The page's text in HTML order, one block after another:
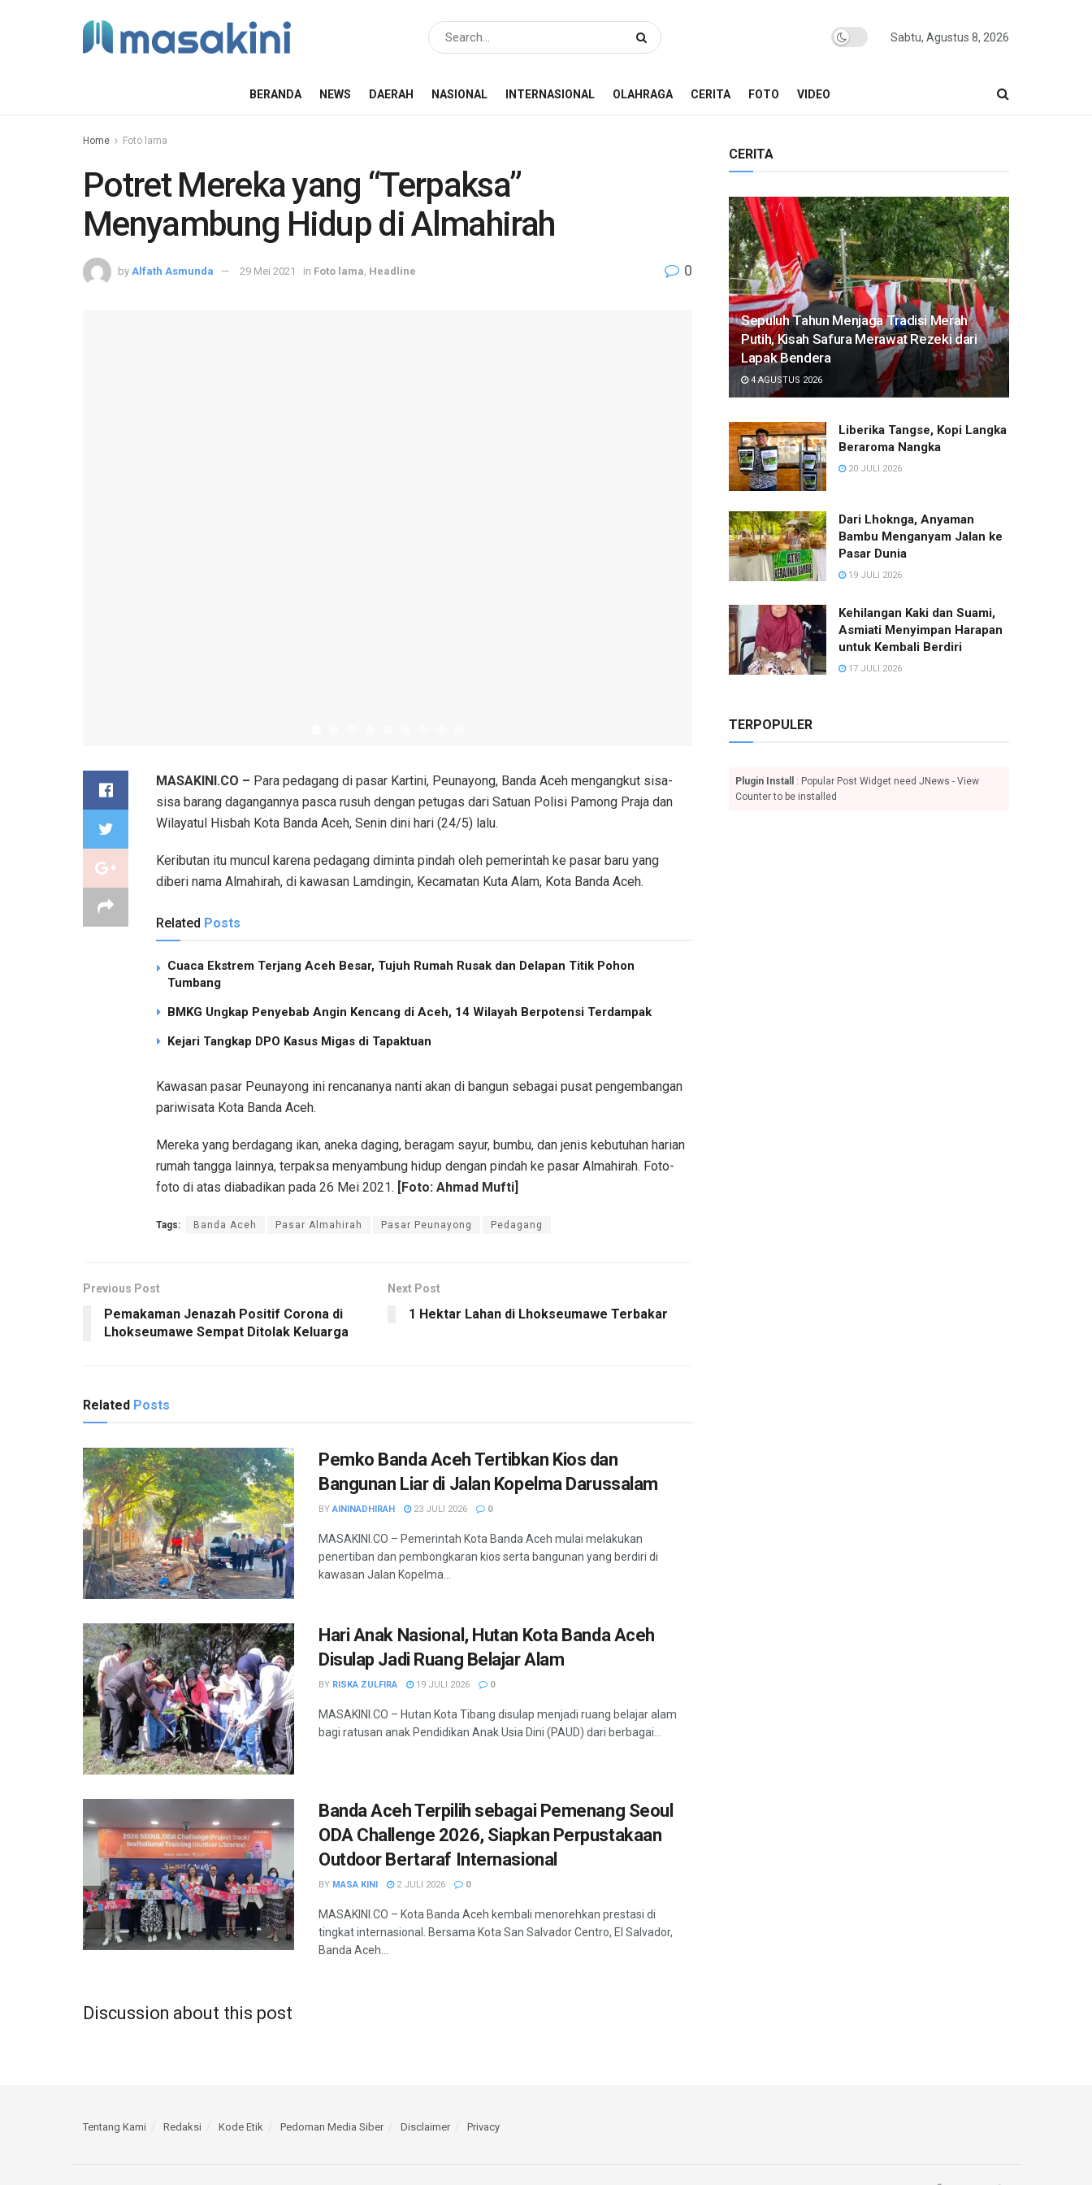
Sabtu, Agustus 8, 2026
BERANDA NEWS DAERAH NASIONAL INTERNASIONAL OLAHRAGA CERITA FOTO VIDEO
Home Foto lama
Potret Mereka yang “Terpaksa”
Menyambung Hidup di Almahirah
by Alfath Asmunda 29 Mei 2021 in Foto lama Headline 0
MASAKINI.CO – Para pedagang di pasar Kartini, Peunayong, Banda Aceh mengangkut sisa-
sisa barang dagangannya pasca rusuh dengan petugas dari Satuan Polisi Pamong Praja dan
Wilayatul Hisbah Kota Banda Aceh, Senin dini hari (24/5) lalu.
Keributan itu muncul karena pedagang diminta pindah oleh pemerintah ke pasar baru yang
diberi nama Almahirah, di kawasan Lamdingin, Kecamatan Kuta Alam, Kota Banda Aceh.
Related Posts
Cuaca Ekstrem Terjang Aceh Besar, Tujuh Rumah Rusak dan Delapan Titik Pohon
Tumbang
BMKG Ungkap Penyebab Angin Kencang di Aceh, 14 Wilayah Berpotensi Terdampak
Kejari Tangkap DPO Kasus Migas di Tapaktuan
Kawasan pasar Peunayong ini rencananya nanti akan di bangun sebagai pusat pengembangan
pariwisata Kota Banda Aceh.
Mereka yang berdagang ikan, aneka daging, beragam sayur, bumbu, dan jenis kebutuhan harian
rumah tangga lainnya, terpaksa menyambung hidup dengan pindah ke pasar Almahirah. Foto-
foto di atas diabadikan pada 26 Mei 2021. [Foto: Ahmad Mufti]
Tags: Banda Aceh Pasar Almahirah Pasar Peunayong Pedagang
Previous Post
Pemakaman Jenazah Positif Corona di
Lhokseumawe Sempat Ditolak Keluarga
Next Post
1 Hektar Lahan di Lhokseumawe Terbakar
Related Posts
Pemko Banda Aceh Tertibkan Kios dan
Bangunan Liar di Jalan Kopelma Darussalam
BY AININADHIRAH 23 JULI 2026 0
MASAKINI.CO – Pemerintah Kota Banda Aceh mulai melakukan
penertiban dan pembongkaran kios serta bangunan yang berdiri di
kawasan Jalan Kopelma...
Hari Anak Nasional, Hutan Kota Banda Aceh
Disulap Jadi Ruang Belajar Alam
BY RISKA ZULFIRA 19 JULI 2026 0
MASAKINI.CO – Hutan Kota Tibang disulap menjadi ruang belajar alam
bagi ratusan anak Pendidikan Anak Usia Dini (PAUD) dari berbagai...
Banda Aceh Terpilih sebagai Pemenang Seoul
ODA Challenge 2026, Siapkan Perpustakaan
Outdoor Bertaraf Internasional
BY MASA KINI 2 JULI 2026 0
MASAKINI.CO – Kota Banda Aceh kembali menorehkan prestasi di
tingkat internasional. Bersama Kota San Salvador Centro, El Salvador,
Banda Aceh...
Discussion about this post
CERITA
Sepuluh Tahun Menjaga Tradisi Merah
Putih, Kisah Safura Merawat Rezeki dari
Lapak Bendera
4 AGUSTUS 2026
Liberika Tangse, Kopi Langka
Beraroma Nangka
20 JULI 2026
Dari Lhoknga, Anyaman
Bambu Menganyam Jalan ke
Pasar Dunia
19 JULI 2026
Kehilangan Kaki dan Suami,
Asmiati Menyimpan Harapan
untuk Kembali Berdiri
17 JULI 2026
TERPOPULER
Plugin Install
: Popular Post Widget need JNews - View
Counter to be installed
Tentang Kami Redaksi Kode Etik Pedoman Media Siber Disclaimer Privacy